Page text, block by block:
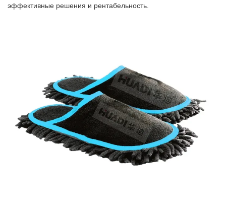
эффективные решения и рентабельность.